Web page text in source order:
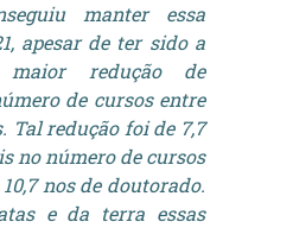
manter essa
apesar de ter sido a
redução de
de cursos entre
Tal redução foi de 7,7
no número de cursos
nos de doutorado.
e da terra essas